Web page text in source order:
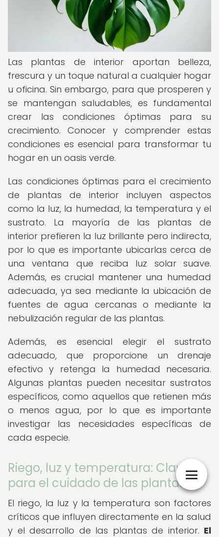
Las plantas de interior aportan belleza,
frescura y un toque natural a cualquier hogar
u oficina. Sin embargo, para que prosperen y
se mantengan saludables, es fundamental
crear las condiciones óptimas para su
crecimiento. Conocer y comprender estas
condiciones es esencial para transformar tu
hogar en un oasis verde.
Las condiciones óptimas para el crecimiento
de plantas de interior incluyen aspectos
como la luz, la humedad, la temperatura y el
sustrato. La mayoría de las plantas de
interior prefieren la luz brillante pero indirecta,
por lo que es importante ubicarlas cerca de
una ventana que reciba luz solar suave.
Además, es crucial mantener una humedad
adecuada, ya sea mediante la ubicación de
fuentes de agua cercanas o mediante la
nebulización regular de las plantas.
Además, es esencial elegir el sustrato
adecuado, que proporcione un drenaje
efectivo y retenga la humedad necesaria.
Algunas plantas pueden necesitar sustratos
específicos, como aquellos que retienen más
o menos agua, por lo que es importante
investigar las necesidades específicas de
cada especie.
Riego, luz y temperatura: Claves
para el cuidado de las plantas
El riego, la luz y la temperatura son factores
críticos que influyen directamente en la salud
y el desarrollo de las plantas de interior. El